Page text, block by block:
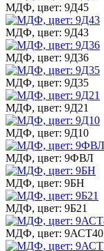
МДФ, цвет: 9Д45
МДФ, цвет: 9Д43
МДФ, цвет: 9Д36
МДФ, цвет: 9Д35
МДФ, цвет: 9Д21
МДФ, цвет: 9Д10
МДФ, цвет: 9ФВЛ
МДФ, цвет: 9БН
МДФ, цвет: 9Б21
МДФ, цвет: 9АСТ40